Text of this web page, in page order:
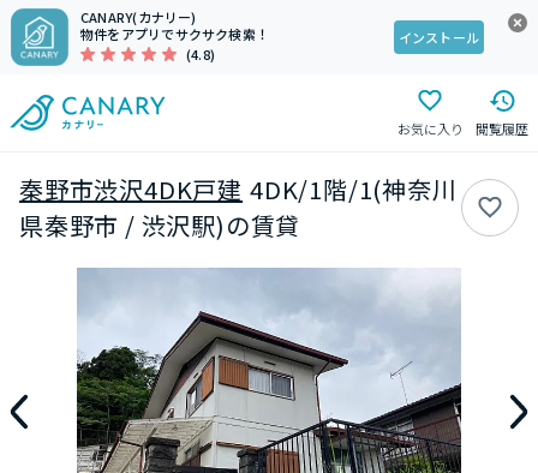
CANARY(カナリー)
物件をアプリでサクサク検索！
(4.8)
インストール
お気に入り 閲覧履歴
秦野市渋沢4DK戸建 4DK/1階/1(神奈川
県秦野市 / 渋沢駅)の賃貸